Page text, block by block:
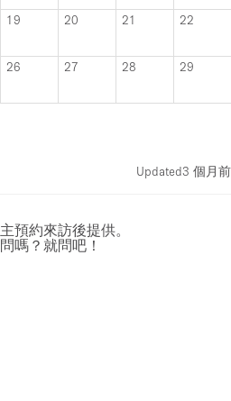
19 20 21 22
26 27 28 29
Updated3 個月前
預約來訪後提供。
嗎？就問吧！